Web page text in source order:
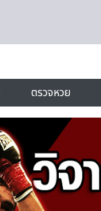
ตรวจหวย